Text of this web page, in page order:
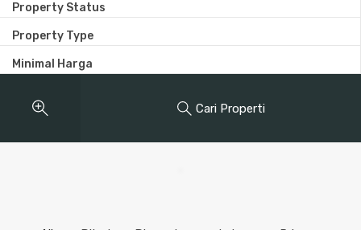
Property Status
Property Type
Minimal Harga
Cari Properti